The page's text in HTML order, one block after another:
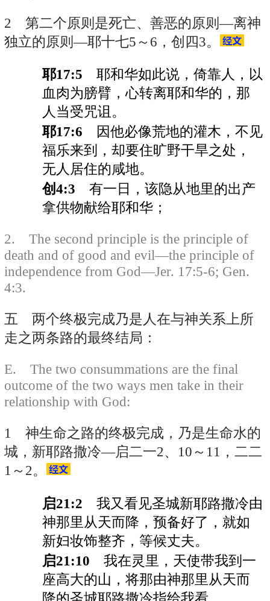
2 第二个原则是死亡、善恶的原则—离神
独立的原则—耶十七5～6，创四3。
耶17:5 耶和华如此说，倚靠人，以
血肉为膀臂，心转离耶和华的，那
人当受咒诅。
耶17:6 因他必像荒地的灌木，不见
福乐来到，却要住旷野干旱之处，
无人居住的咸地。
创4:3 有一日，该隐从地里的出产
拿供物献给耶和华；
2. The second principle is the principle of
death and of good and evil—the principle of
independence from God—Jer. 17:5-6; Gen.
4:3.
五 两个终极完成乃是人在与神关系上所
走之两条路的最终结局：
E. The two consummations are the final
outcome of the two ways men take in their
relationship with God:
1 神生命之路的终极完成，乃是生命水的
城，新耶路撒冷—启二一2、10～11，二二
1～2。
启21:2 我又看见圣城新耶路撒冷由
神那里从天而降，预备好了，就如
新妇妆饰整齐，等候丈夫。
启21:10 我在灵里，天使带我到一
座高大的山，将那由神那里从天而
降的圣城耶路撒冷指给我看。